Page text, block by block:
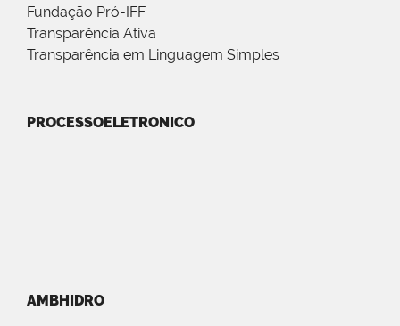
Fundação Pró-IFF
Transparência Ativa
Transparência em Linguagem Simples
PROCESSOELETRONICO
AMBHIDRO